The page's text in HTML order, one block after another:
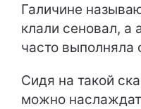
Галичине
клали сеновал, а
часто выполняла
Сидя на такой
можно